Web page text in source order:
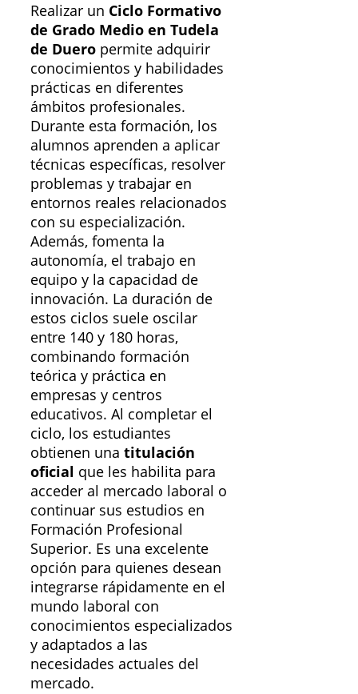
Realizar un Ciclo Formativo
de Grado Medio en Tudela
de Duero permite adquirir
conocimientos y habilidades
prácticas en diferentes
ámbitos profesionales.
Durante esta formación, los
alumnos aprenden a aplicar
técnicas específicas, resolver
problemas y trabajar en
entornos reales relacionados
con su especialización.
Además, fomenta la
autonomía, el trabajo en
equipo y la capacidad de
innovación. La duración de
estos ciclos suele oscilar
entre 140 y 180 horas,
combinando formación
teórica y práctica en
empresas y centros
educativos. Al completar el
ciclo, los estudiantes
obtienen una titulación
oficial que les habilita para
acceder al mercado laboral o
continuar sus estudios en
Formación Profesional
Superior. Es una excelente
opción para quienes desean
integrarse rápidamente en el
mundo laboral con
conocimientos especializados
y adaptados a las
necesidades actuales del
mercado.